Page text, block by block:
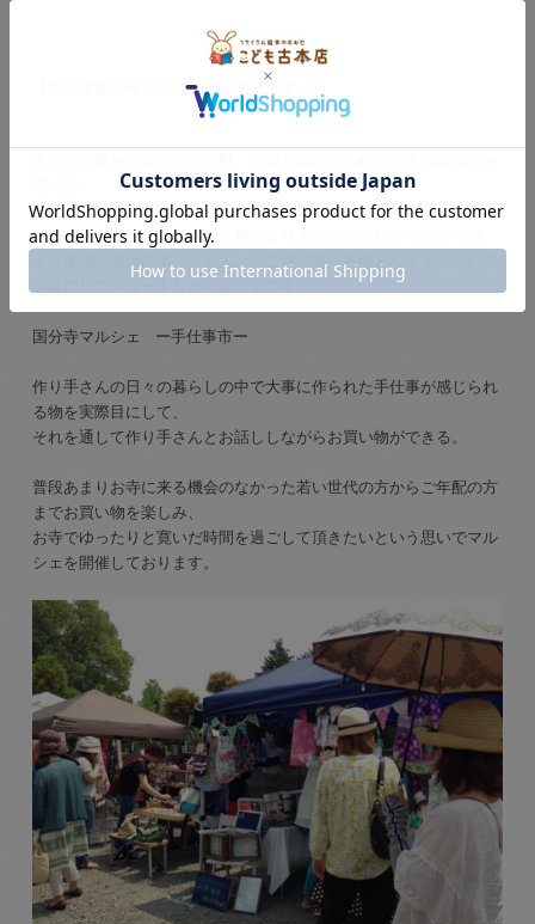
【以下は国分寺マルシェのご紹介です。】
国分寺マルシェは、この矢合町をより多くの人に知ってもらう為、
また地域の所縁の場、人と人とのご縁の繋がる場となるようなお寺
国分寺マルシェ ー手仕事市ー
作り手さんの日々の暮らしの中で大事に作られた手仕事が感じられ
る物を実際目にして、
それを通して作り手さんとお話ししながらお買い物ができる。
普段あまりお寺に来る機会のなかった若い世代の方からご年配の方
までお買い物を楽しみ、
お寺でゆったりと寛いだ時間を過ごして頂きたいという思いでマル
シェを開催しております。